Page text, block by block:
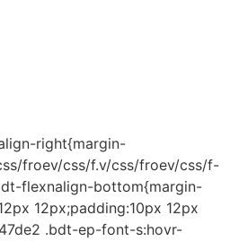
right{margin-
froev/css/f.v/css/froev/css/f-
flexnalign-bottom{margin-
12px;padding:10px 12px
.bdt-ep-font-s:hovr-